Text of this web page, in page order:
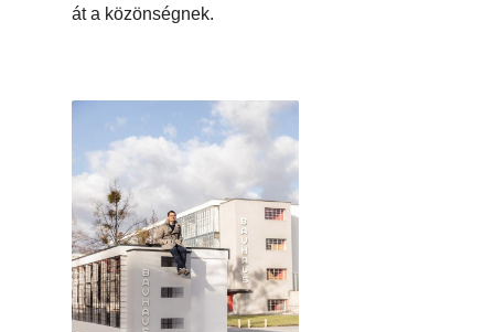
át a közönségnek.